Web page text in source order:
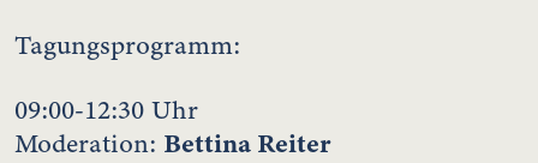
Tagungsprogramm:
09:00-12:30 Uhr
Moderation: Bettina Reiter